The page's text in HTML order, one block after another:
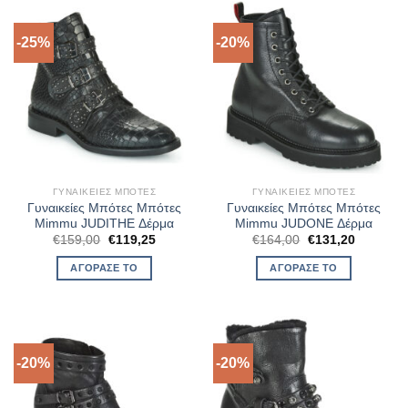
-25%
ΓΥΝΑΙΚΕΊΕΣ ΜΠΌΤΕΣ
Γυναικείες Μπότες Μπότες
Mimmu JUDITHE Δέρμα
€159,00 Original
was:
€159,00.
€119,25Η
ΑΓΌΡΑΣΈ ΤΟ
-20%
ΓΥΝΑΙΚΕΊΕΣ ΜΠΌΤΕΣ
Γυναικείες Μπότες Μπότες
Mimmu JUDONE Δέρμα
€164,00 Original
was:
€164,00.
€131,20Η
ΑΓΌΡΑΣΈ ΤΟ
-20% -20%